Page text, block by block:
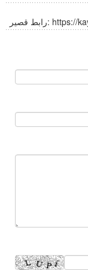
رابط قصير: https://